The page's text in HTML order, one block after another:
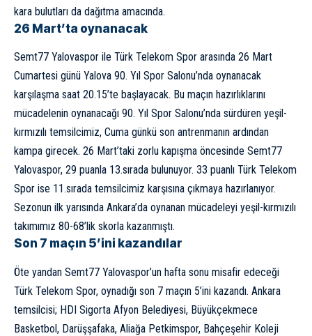
kara bulutları da dağıtma amacında.
26 Mart’ta oynanacak
Semt77 Yalovaspor ile Türk Telekom Spor arasında 26 Mart
Cumartesi günü Yalova 90. Yıl Spor Salonu’nda oynanacak
karşılaşma saat 20.15’te başlayacak. Bu maçın hazırlıklarını
mücadelenin oynanacağı 90. Yıl Spor Salonu’nda sürdüren yeşil-
kırmızılı temsilcimiz, Cuma günkü son antrenmanın ardından
kampa girecek. 26 Mart’taki zorlu kapışma öncesinde Semt77
Yalovaspor, 29 puanla 13.sırada bulunuyor. 33 puanlı Türk Telekom
Spor ise 11.sırada temsilcimiz karşısına çıkmaya hazırlanıyor.
Sezonun ilk yarısında Ankara’da oynanan mücadeleyi yeşil-kırmızılı
takımımız 80-68’lik skorla kazanmıştı.
Son 7 maçın 5’ini kazandılar
Öte yandan Semt77 Yalovaspor’un hafta sonu misafir edeceği
Türk Telekom Spor, oynadığı son 7 maçın 5’ini kazandı. Ankara
temsilcisi; HDI Sigorta Afyon Belediyesi, Büyükçekmece
Basketbol, Darüşşafaka, Aliağa Petkimspor, Bahçeşehir Koleji